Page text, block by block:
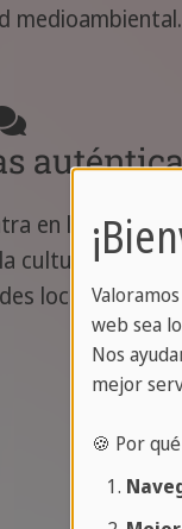
medioambiental.
en la
cultura y las
locales.
web sea
Nos
mejor
🍪 Por